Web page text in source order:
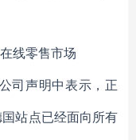
线零售市场
司声明中表示，正
站点已经面向所有